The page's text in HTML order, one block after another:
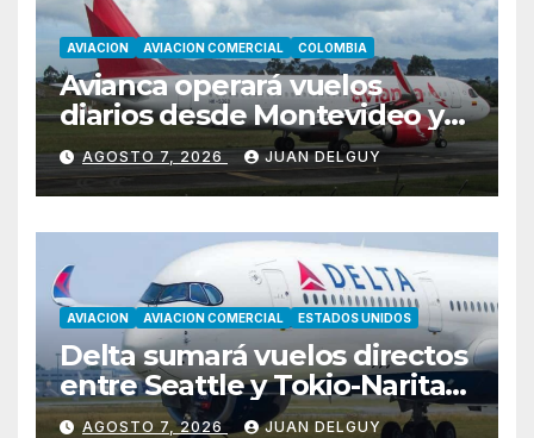
AVIACION AVIACION COMERCIAL COLOMBIA
Avianca operará vuelos
diarios desde Montevideo y
Asunción hacia Bogotá
AGOSTO 7, 2026 JUAN DELGUY
AVIACION AVIACION COMERCIAL ESTADOS UNIDOS
Delta sumará vuelos directos
entre Seattle y Tokio-Narita
desde marzo de 2027
AGOSTO 7, 2026 JUAN DELGUY